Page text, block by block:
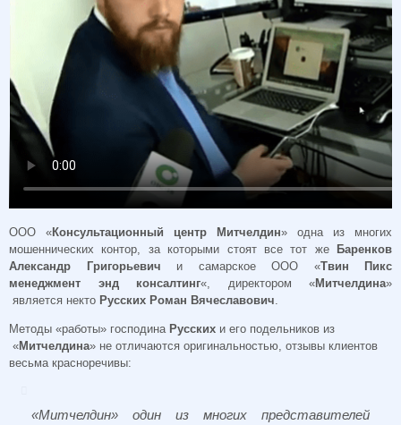
ООО «Консультационный центр Митчелдин» одна из многих
мошеннических контор, за которыми стоят все тот же
Баренков
Александр Григорьевич и самарское ООО «Твин Пикс
менеджмент энд консалтинг«, директором «Митчелдина»
является некто Русских Роман Вячеславович.
Методы «работы» господинаРусских и его подельников из
«Митчелдина» не отличаются оригинальностью, отзывы клиентов
весьма красноречивы:
«Митчелдин» один из многих представителей